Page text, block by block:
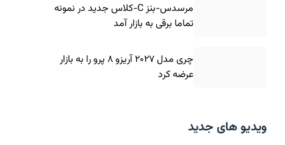
مرسدس-بنز C-کلاس جدید در نمونه
تماما برقی به بازار آمد
چری مدل ۲۰۲۷ آریزو ۸ پرو را به بازار
عرضه کرد
ویدیو های جدید